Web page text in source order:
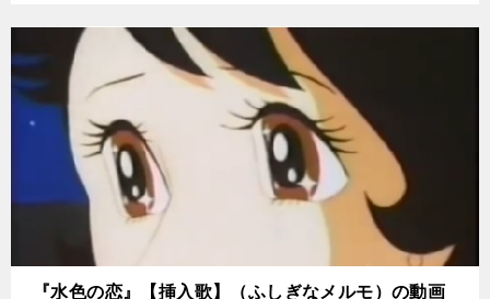
『水色の恋』【挿入歌】（ふしぎなメルモ）の動画